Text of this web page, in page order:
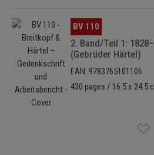
Omitir galería de imágenes
BV 110
2. Band/Teil 1:
(Gebrüder Härtel)
EAN: 9783765101106
430 pages / 16.5 x